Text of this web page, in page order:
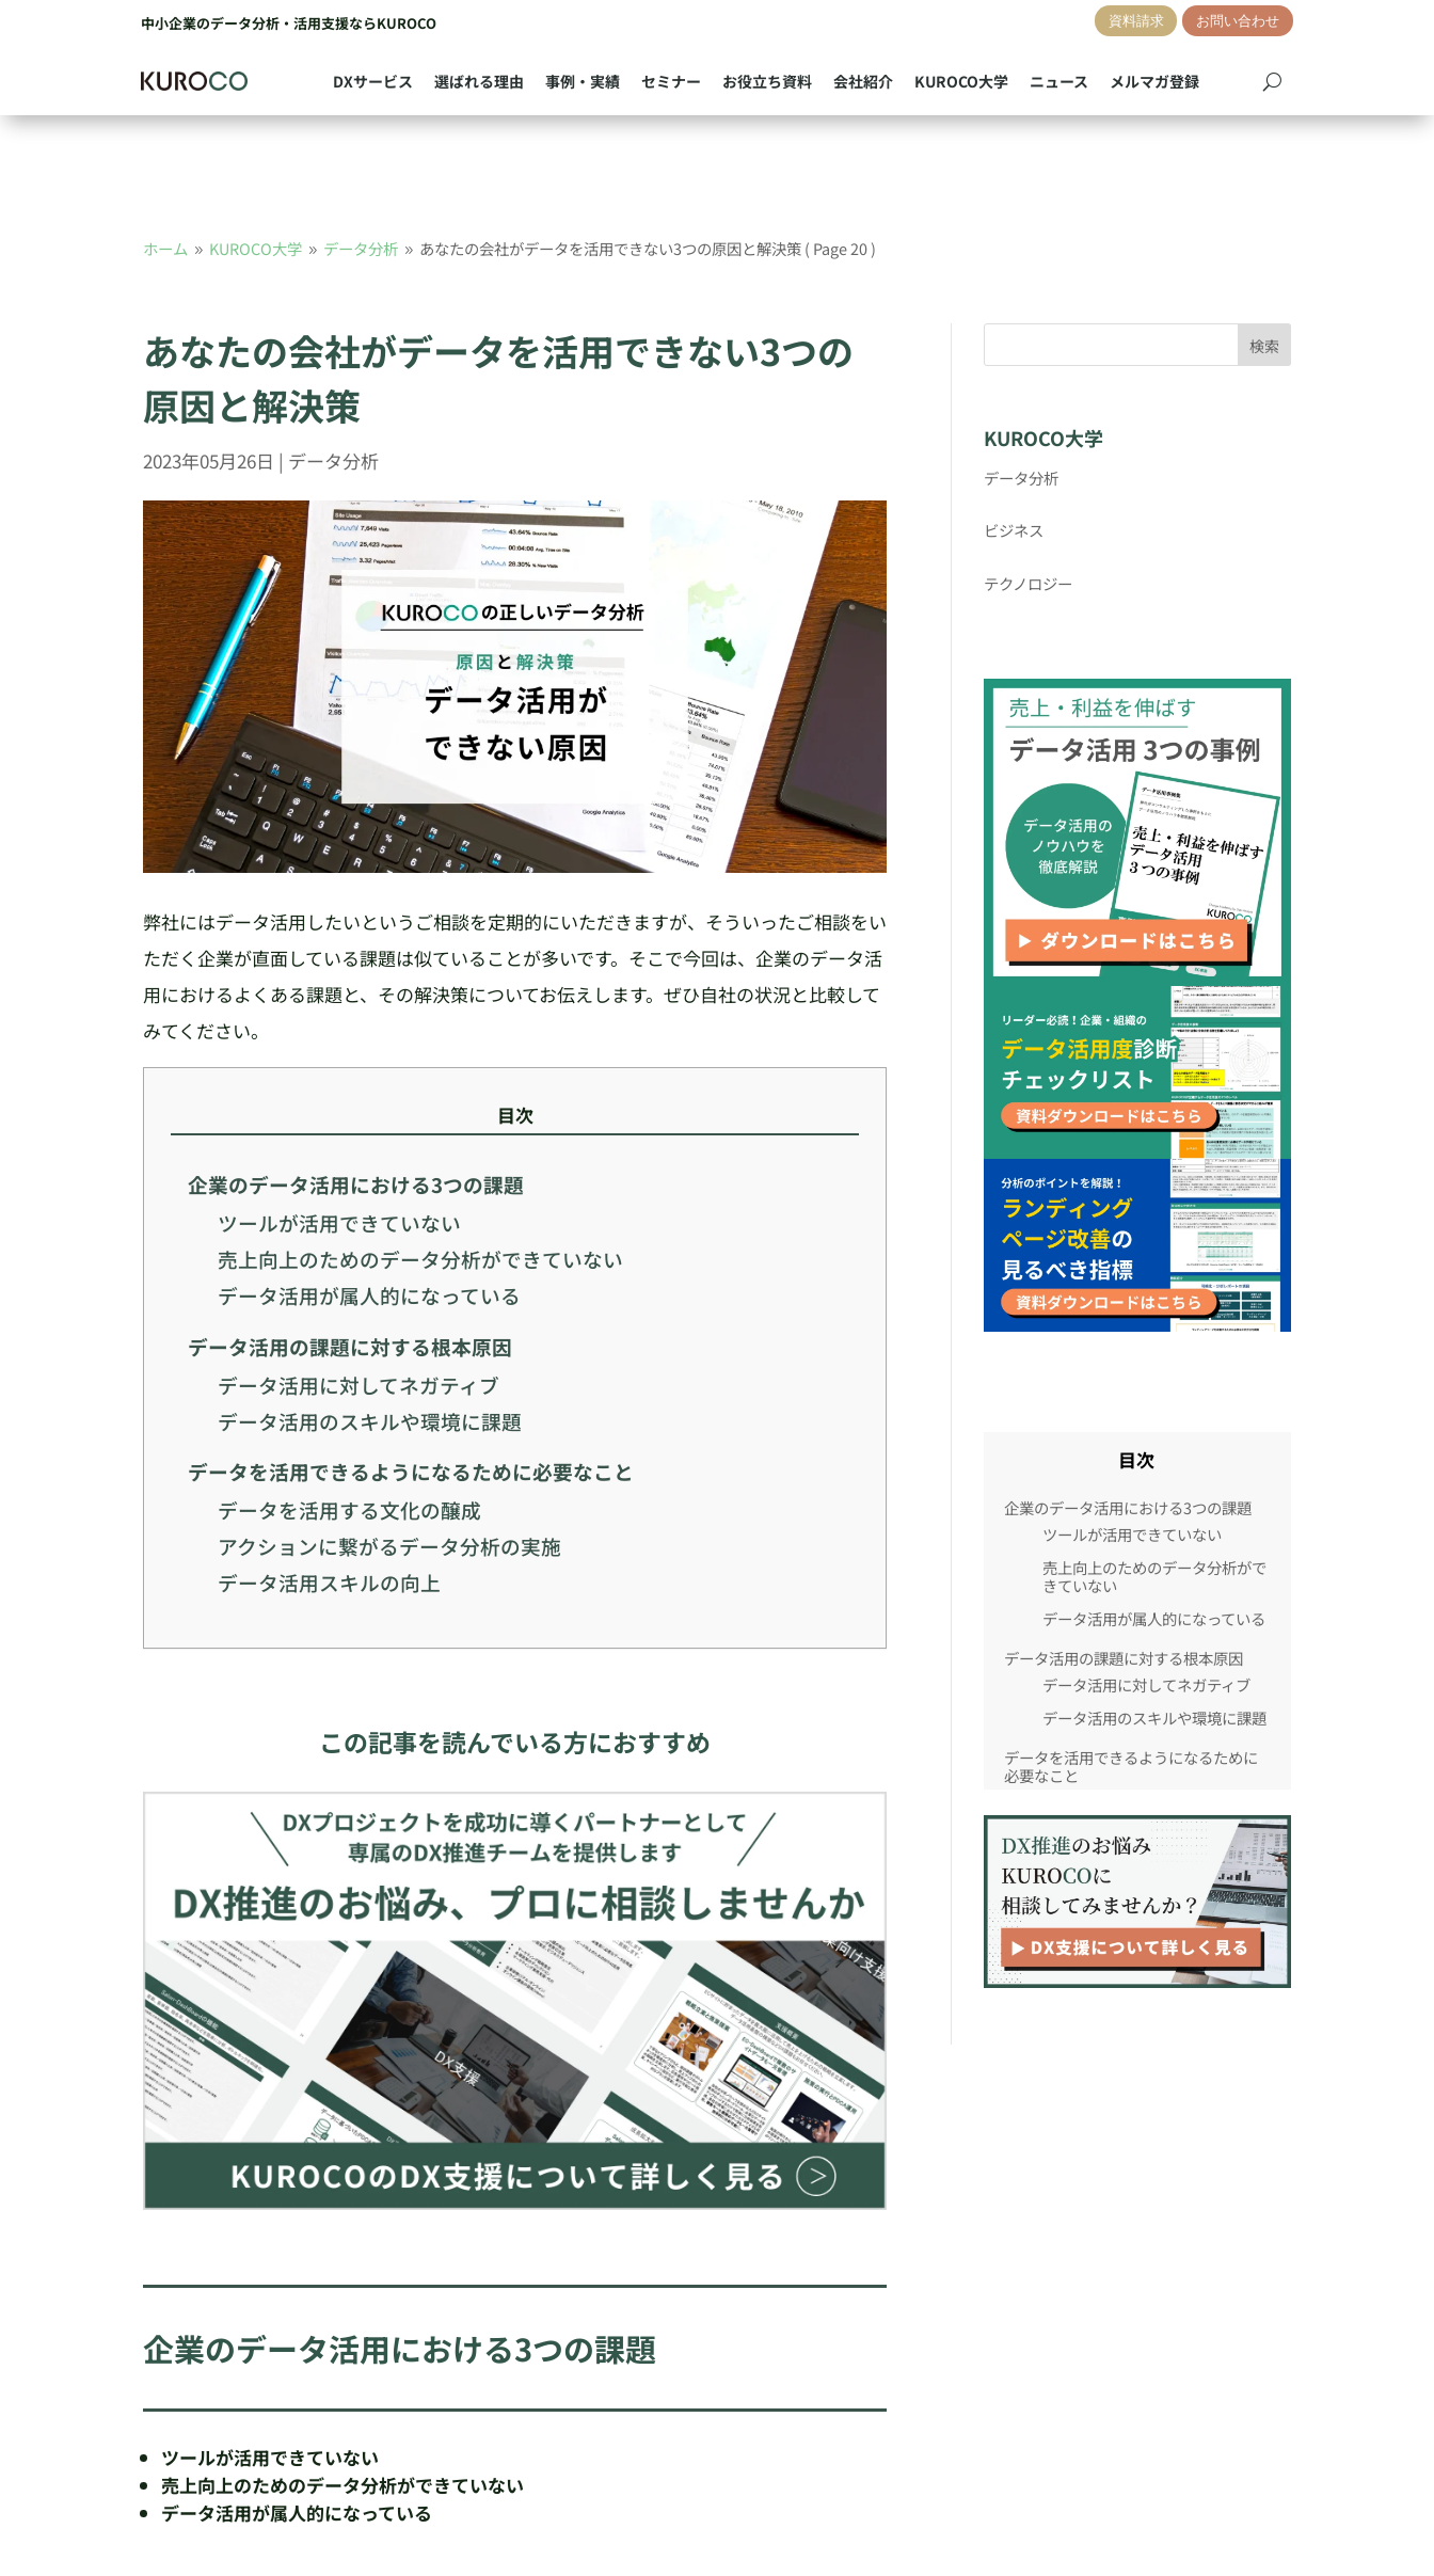
中小企業のデータ分析・活用支援ならKUROCO 資料請求 お問い合わせ
DXサービス 選ばれる理由 事例・実績 セミナー お役立ち資料 会社紹介 KUROCO大学 ニュース メルマガ登録
ホーム 9 KUROCO大学 9 データ分析 9 あなたの会社がデータを活用できない3つの原因と解決策( Page 20 )
あなたの会社がデータを活用できない3つの
原因と解決策
2023年05月26日 | データ分析
弊社にはデータ活用したいというご相談を定期的にいただきますが、そういったご相談をい
ただく企業が直面している課題は似ていることが多いです。そこで今回は、企業のデータ活
用におけるよくある課題と、その解決策についてお伝えします。ぜひ自社の状況と比較して
みてください。
目次
企業のデータ活用における3つの課題
ツールが活用できていない
売上向上のためのデータ分析ができていない
データ活用が属人的になっている
データ活用の課題に対する根本原因
データ活用に対してネガティブ
データ活用のスキルや環境に課題
データを活用できるようになるために必要なこと
データを活用する文化の醸成
アクションに繋がるデータ分析の実施
データ活用スキルの向上
この記事を読んでいる方におすすめ
企業のデータ活用における3つの課題
ツールが活用できていない
売上向上のためのデータ分析ができていない
データ活用が属人的になっている
検索
KUROCO大学
データ分析
ビジネス
テクノロジー
目次
企業のデータ活用における3つの課題
ツールが活用できていない
売上向上のためのデータ分析がで
きていない
データ活用が属人的になっている
データ活用の課題に対する根本原因
データ活用に対してネガティブ
データ活用のスキルや環境に課題
データを活用できるようになるために
必要なこと
アクションに繋がるデータ分析の
実施
データ活用スキルの向上